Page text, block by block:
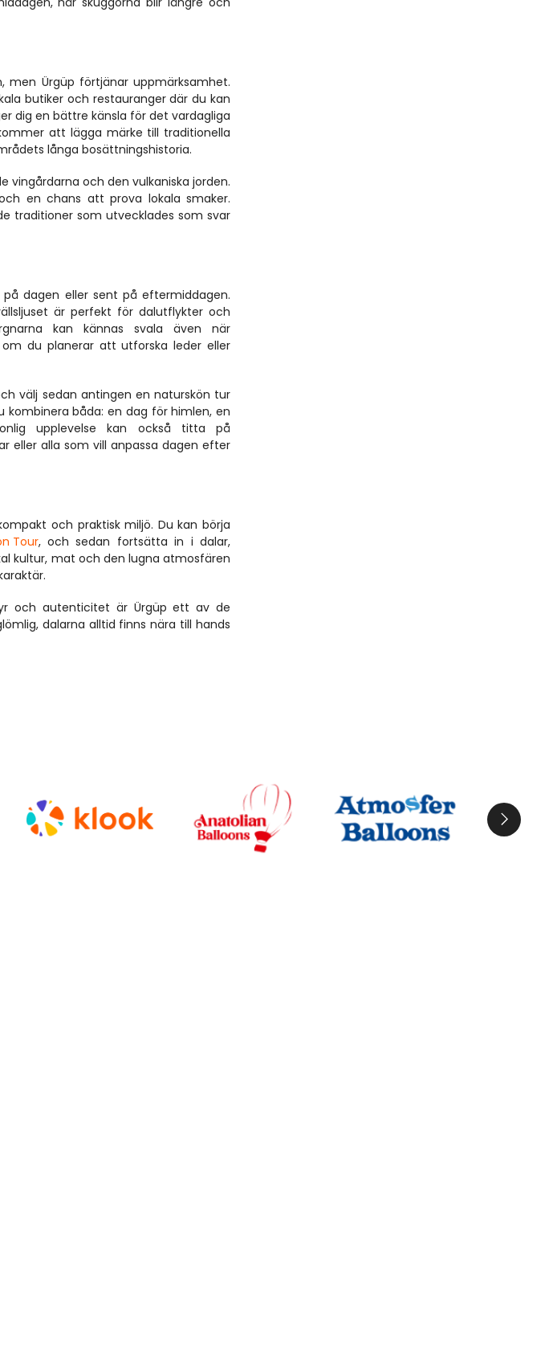
Ürgüp förtjänar uppmärksamhet.
butiker och restauranger där du kan
dig en bättre känsla för det vardagliga
att lägga märke till traditionella
långa bosättningshistoria.
vingårdarna och den vulkaniska jorden.
en chans att prova lokala smaker.
traditioner som utvecklades som svar
dagen eller sent på eftermiddagen.
är perfekt för dalutflykter och
kan kännas svala även när
om du planerar att utforska leder eller
välj sedan antingen en naturskön tur
båda: en dag för himlen, en
upplevelse kan också titta på
eller alla som vill anpassa dagen efter
och praktisk miljö. Du kan börja
Tour, och sedan fortsätta in i dalar,
kultur, mat och den lugna atmosfären
och autenticitet är Ürgüp ett av de
dalarna alltid finns nära till hands